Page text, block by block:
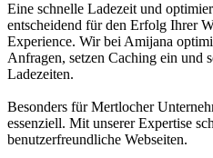
Eine schnelle Ladezeit und
entscheidend für den Erfolg Ihrer
Experience. Wir bei Amijana
Anfragen, setzen Caching ein und
Ladezeiten.
Besonders für Mertlocher
essenziell. Mit unserer Expertise
benutzerfreundliche Webseiten.